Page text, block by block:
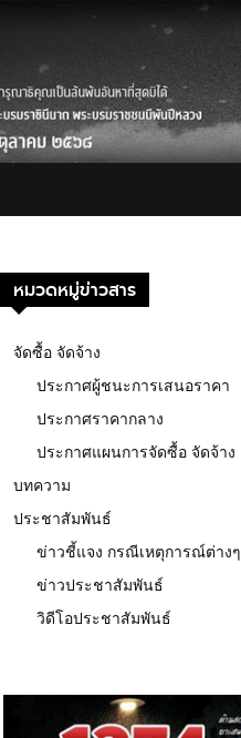
หมวดหมู่ข่าวสาร
จัดซื้อ จัดจ้าง
ประกาศผู้ชนะการเสนอราคา
ประกาศราคากลาง
ประกาศแผนการจัดซื้อ จัดจ้าง
บทความ
ประชาสัมพันธ์
ข่าวชี้แจง กรณีเหตุการณ์ต่างๆ
ข่าวประชาสัมพันธ์
วิดีโอประชาสัมพันธ์